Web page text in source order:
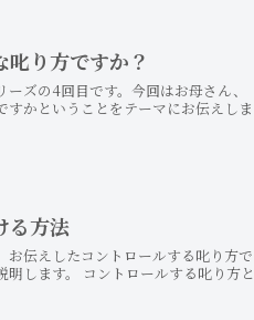
り方ですか？
ズの4回目です。今回はお母さん、
かということをテーマにお伝えしま
る方法
伝えしたコントロールする叱り方で
します。 コントロールする叱り方と